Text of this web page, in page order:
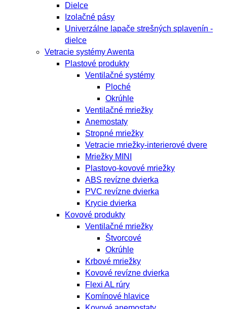
Dielce
Izolačné pásy
Univerzálne lapače strešných splavenín -
dielce
Vetracie systémy Awenta
Plastové produkty
Ventilačné systémy
Ploché
Okrúhle
Ventilačné mriežky
Anemostaty
Stropné mriežky
Vetracie mriežky-interierové dvere
Mriežky MINI
Plastovo-kovové mriežky
ABS revízne dvierka
PVC revízne dvierka
Krycie dvierka
Kovové produkty
Ventilačné mriežky
Štvorcové
Okrúhle
Krbové mriežky
Kovové revízne dvierka
Flexi AL rúry
Komínové hlavice